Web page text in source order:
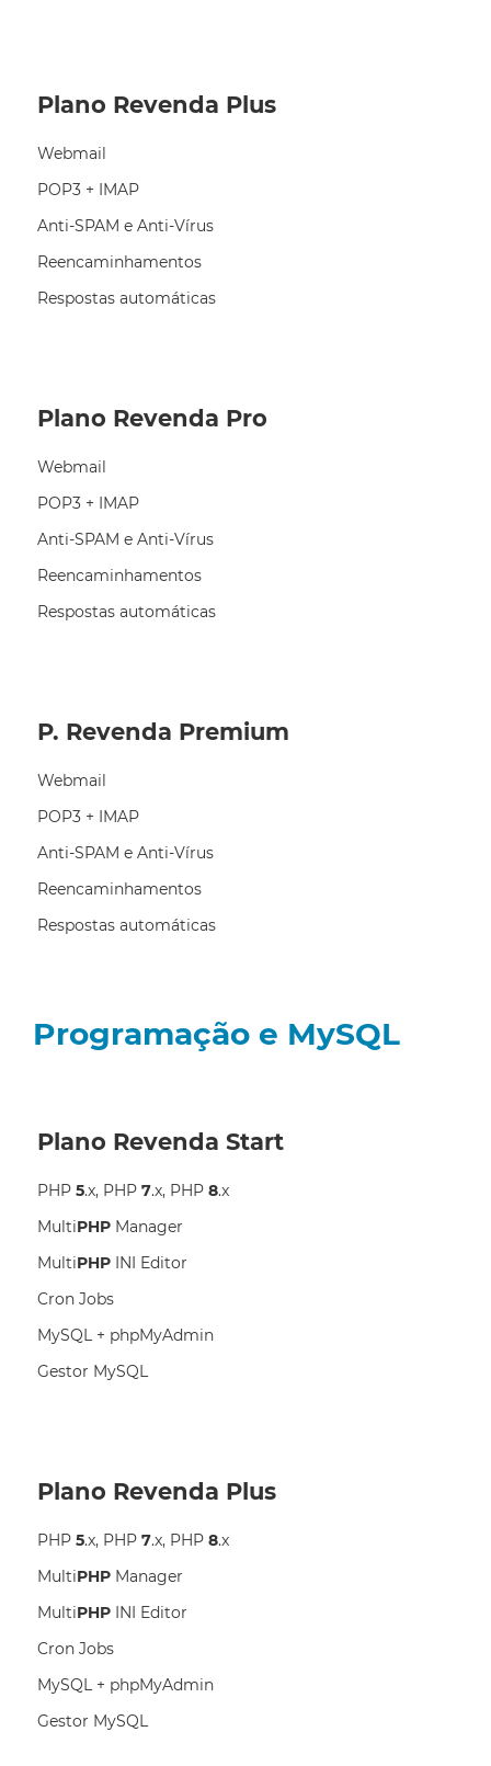
Plano Revenda Plus
Webmail
POP3 + IMAP
Anti-SPAM e Anti-Vírus
Reencaminhamentos
Respostas automáticas
Plano Revenda Pro
Webmail
POP3 + IMAP
Anti-SPAM e Anti-Vírus
Reencaminhamentos
Respostas automáticas
P. Revenda Premium
Webmail
POP3 + IMAP
Anti-SPAM e Anti-Vírus
Reencaminhamentos
Respostas automáticas
Programação e MySQL
Plano Revenda Start
PHP 5.x, PHP 7.x, PHP 8.x
MultiPHP Manager
MultiPHP INI Editor
Cron Jobs
MySQL + phpMyAdmin
Gestor MySQL
Plano Revenda Plus
PHP 5.x, PHP 7.x, PHP 8.x
MultiPHP Manager
MultiPHP INI Editor
Cron Jobs
MySQL + phpMyAdmin
Gestor MySQL